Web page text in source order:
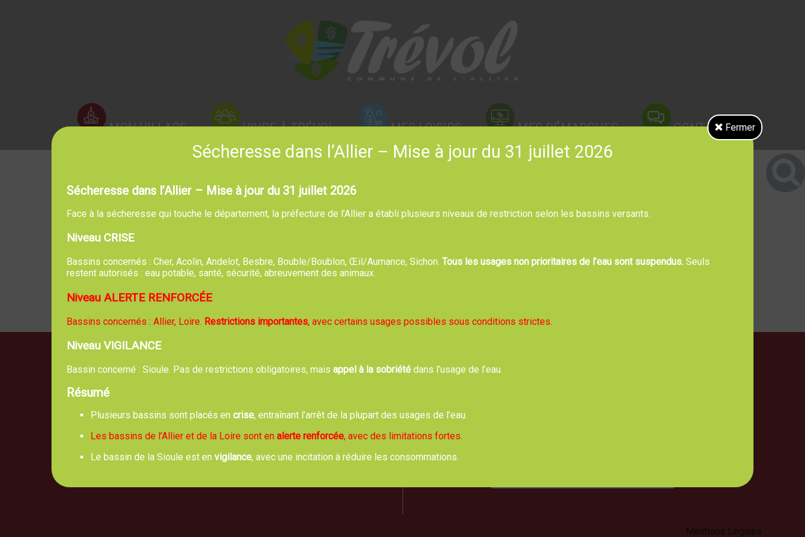
MON VILLAGE VIVRE À TRÉVOL MES LOISIRS MES DÉMARCHES CONTACT
Retour
5, route de Moulins 03460 Trévol
04 70 42 61 44
Nous écrire un email
Mentions Légales
Fermer
Sécheresse dans l’Allier – Mise à jour du 31 juillet 2026
Sécheresse dans l’Allier – Mise à jour du 31 juillet 2026
Face à la sécheresse qui touche le département, la préfecture de l’Allier a établi plusieurs niveaux de restriction selon les bassins versants.
Niveau CRISE
Bassins concernés : Cher, Acolin, Andelot, Besbre, Bouble/Boublon, Œil/Aumance, Sichon. Tous les usages non prioritaires de l’eau sont suspendus.Seuls
restent autorisés : eau potable, santé, sécurité, abreuvement des animaux.
Niveau ALERTE RENFORCÉE
Bassins concernés : Allier, Loire. Restrictions importantes, avec certains usages possibles sous conditions strictes.
Niveau VIGILANCE
Bassin concerné : Sioule. Pas de restrictions obligatoires, mais appel à la sobriétédans l’usage de l’eau.
Résumé
Plusieurs bassins sont placés en crise, entraînant l’arrêt de la plupart des usages de l’eau.
Les bassins de l’Allier et de la Loire sont en alerte renforcée, avec des limitations fortes.
Le bassin de la Sioule est en vigilance, avec une incitation à réduire les consommations.